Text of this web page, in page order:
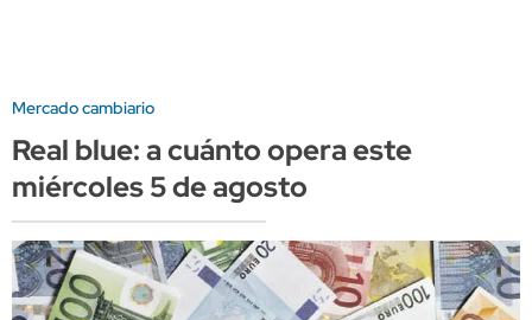
Mercado cambiario
Real blue: a cuánto opera este
miércoles 5 de agosto